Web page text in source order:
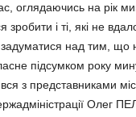
оглядаючись на рік
зробити і ті, які не
над тим, що
підсумком року
з представниками
Олег